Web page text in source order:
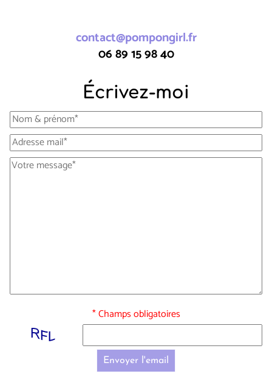
contact@pompongirl.fr
06 89 15 98 40
Écrivez-moi
* Champs obligatoires
Envoyer l'email